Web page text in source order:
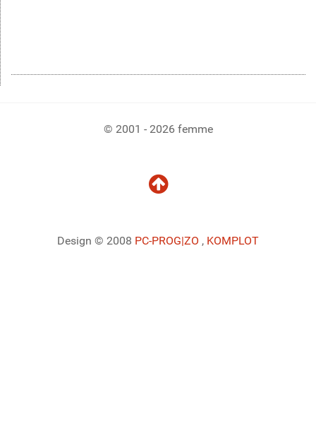
© 2001 - 2026 femme
Design © 2008 PC-PROG|ZO , KOMPLOT